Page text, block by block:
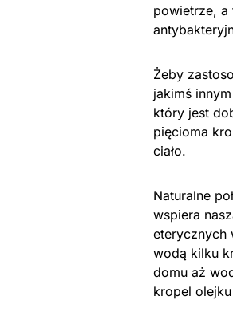
powietrze, a
Żeby
jakimś
który jest
pięcioma
ciało.
Naturalne
wspiera
eterycznych
wodą kilku
domu aż
kropel